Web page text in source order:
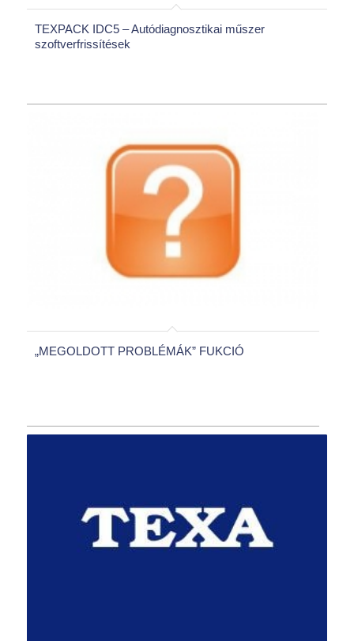
TEXPACK IDC5 – Autódiagnosztikai műszer
szoftverfrissítések
„MEGOLDOTT PROBLÉMÁK” FUKCIÓ